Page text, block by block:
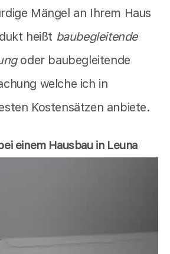
Mängel an Ihrem Haus
heißt baubegleitende
oder baubegleitende
welche ich in
Kostensätzen anbiete.
einem Hausbau in Leuna